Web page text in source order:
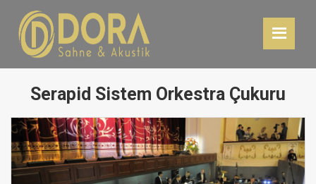
Serapid Sistem Orkestra Çukuru